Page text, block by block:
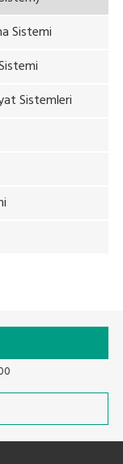
Sistemi
Sistemleri